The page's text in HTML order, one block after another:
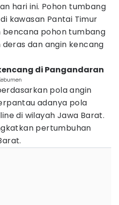
hari ini. Pohon tumbang
kawasan Pantai Timur
bencana pohon tumbang
dan angin kencang
di Pangandaran
pola angin
adanya pola
di wilayah Jawa Barat.
pertumbuhan